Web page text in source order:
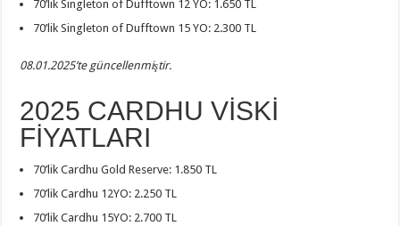
70’lik Singleton of Dufftown 12 YO: 1.650 TL
70’lik Singleton of Dufftown 15 YO: 2.300 TL
08.01.2025’te güncellenmiştir.
2025 CARDHU VİSKİ
FİYATLARI
70’lik Cardhu Gold Reserve: 1.850 TL
70’lik Cardhu 12YO: 2.250 TL
70’lik Cardhu 15YO: 2.700 TL